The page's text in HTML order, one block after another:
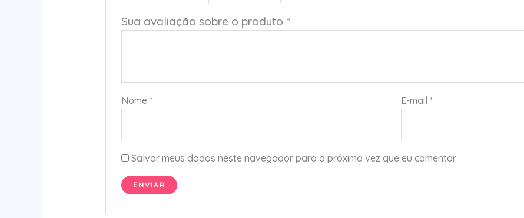
Sua avaliação sobre o produto *
Nome* E-mail*
Salvar meus dados neste navegador para a próxima vez que eu comentar.